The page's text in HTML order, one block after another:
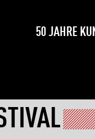
50 JAHRE